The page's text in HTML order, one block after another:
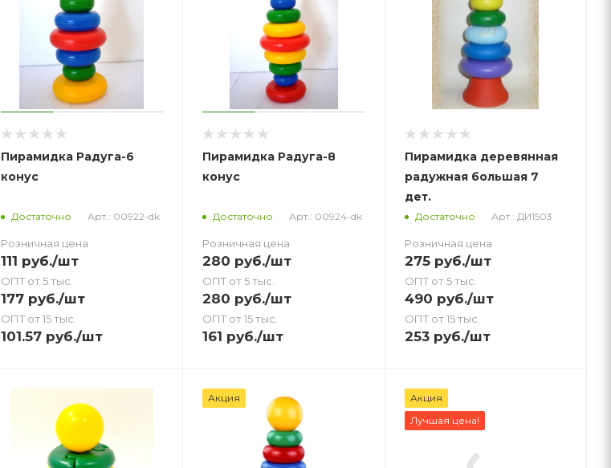
Пирамидка Радуга-6
конус
Достаточно Арт.: 00922-dk
Розничная цена
111 руб./шт
ОПТ от 5 тыс.
177руб./шт
ОПТ от 15 тыс.
101.57руб./шт
Пирамидка Радуга-8
конус
Достаточно Арт.: 00924-dk
Розничная цена
280 руб./шт
ОПТ от 5 тыс.
280 руб./шт
ОПТ от 15 тыс.
161 руб./шт
Пирамидка деревянная
радужная большая 7
дет.
Достаточно Арт.: ДИ1503
Розничная цена
275руб./шт
ОПТ от 5 тыс.
490 руб./шт
ОПТ от 15 тыс.
253руб./шт
Акция
Акция
Лучшая цена!